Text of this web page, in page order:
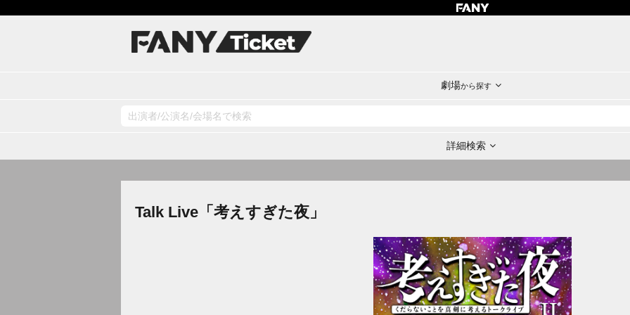
劇場から探す
詳細検索
Talk Live「考えすぎた夜」